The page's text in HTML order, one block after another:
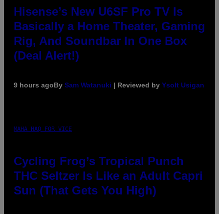
Hisense’s New U6SF Pro TV Is
Basically a Home Theater, Gaming
Rig, And Soundbar In One Box
(Deal Alert!)
9 hours agoBy Sam Watanuki | Reviewed by Ysolt Usigan
MAHA HAQ FOR VICE
Cycling Frog’s Tropical Punch
THC Seltzer Is Like an Adult Capri
Sun (That Gets You High)